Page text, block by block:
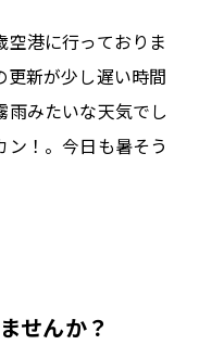
港に行っておりま
更新が少し遅い時間
雨みたいな天気でし
ン！。今日も暑そう
せんか？